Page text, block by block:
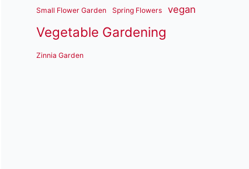
Small Flower Garden Spring Flowers vegan
Vegetable Gardening
Zinnia Garden